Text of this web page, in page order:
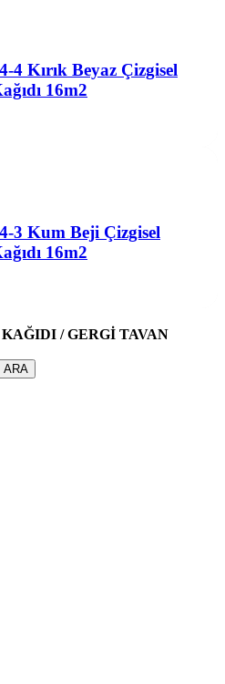
Kırık Beyaz Çizgisel
16m2
3 Kum Beji Çizgisel
16m2
/ GERGİ TAVAN
ARA